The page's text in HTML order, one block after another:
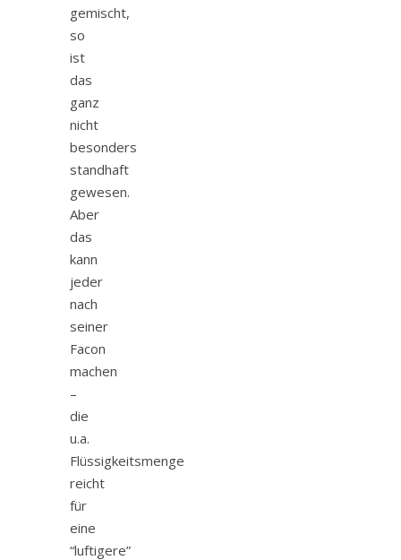
gemischt,
so
ist
das
ganz
nicht
besonders
standhaft
gewesen.
Aber
das
kann
jeder
nach
seiner
Facon
machen
–
die
u.a.
Flüssigkeitsmenge
reicht
für
eine
“luftigere”